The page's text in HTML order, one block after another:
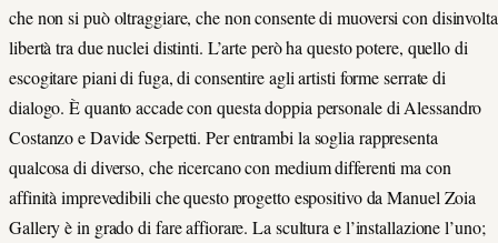
che non si può oltraggiare, che non consente di muoversi con disinvolta
libertà tra due nuclei distinti. L’arte però ha questo potere, quello di
escogitare piani di fuga, di consentire agli artisti forme serrate di
dialogo. È quanto accade con questa doppia personale di Alessandro
Costanzo e Davide Serpetti. Per entrambi la soglia rappresenta
qualcosa di diverso, che ricercano con medium differenti ma con
affinità imprevedibili che questo progetto espositivo da Manuel Zoia
Gallery è in grado di fare affiorare. La scultura e l’installazione l’uno;